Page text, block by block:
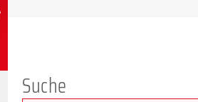
Suche